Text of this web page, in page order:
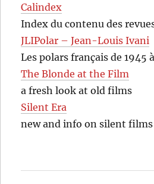
Calindex
Index du contenu des
JLIPolar – Jean-Louis Ivani
Les polars français de 1945
The Blonde at the Film
a fresh look at old films
Silent Era
new and info on silent films